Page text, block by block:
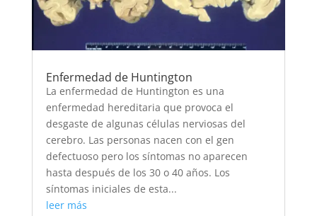
Enfermedad de Huntington
La enfermedad de Huntington es una
enfermedad hereditaria que provoca el
desgaste de algunas células nerviosas del
cerebro. Las personas nacen con el gen
defectuoso pero los síntomas no aparecen
hasta después de los 30 o 40 años. Los
síntomas iniciales de esta...
leer más